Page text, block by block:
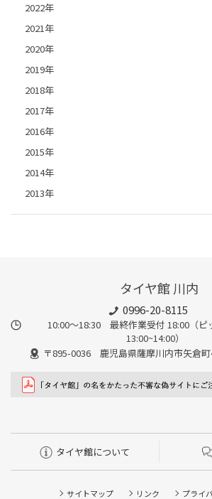
2022年
2021年
2020年
2019年
2018年
2017年
2016年
2015年
2014年
2013年
タイヤ館 川内
0996-20-8115
10:00～18:30 最終作業受付 18:00（ピ
13:00~14:00）
〒895-0036 鹿児島県薩摩川内市矢倉町
タイヤ館について
サイトマップ リンク プライ